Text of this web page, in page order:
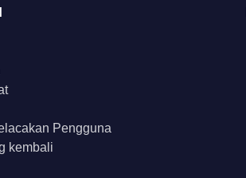
Pengguna
kembali